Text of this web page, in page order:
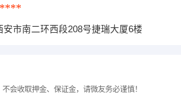
****
安市南二环西段208号捷瑞大厦6楼
会收取押金、保证金，请微友务必谨慎！